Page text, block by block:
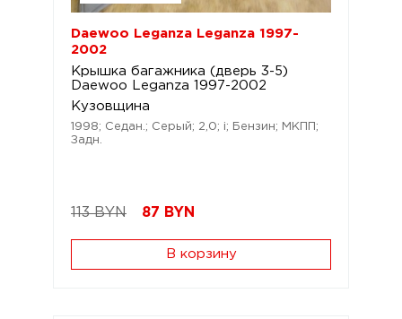
Daewoo Leganza Leganza 1997-
2002
Крышка багажника (дверь 3-5)
Daewoo Leganza 1997-2002
Кузовщина
1998; Седан.; Серый; 2,0; i; Бензин; МКПП;
Задн.
113 BYN 87 BYN
В корзину